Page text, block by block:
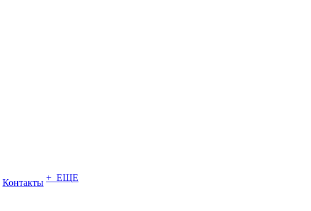
Контакты + ЕЩЕ